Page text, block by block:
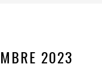
2023